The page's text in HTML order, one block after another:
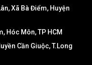
Xã Bà Điểm, Huyện
Hóc Môn, TP HCM
Cần Giuộc, T.Long